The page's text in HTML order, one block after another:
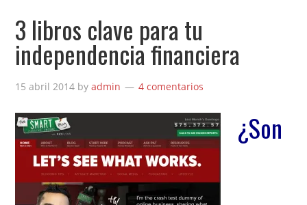
3 libros clave para tu
independencia financiera
15 abril 2014 byadmin 4 comentarios
¿Son